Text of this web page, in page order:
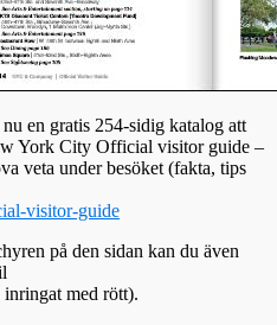
en gratis 254-sidig katalog att
York City Official visitor guide –
veta under besöket (fakta, tips
visitor-guide
på den sidan kan du även
med rött).